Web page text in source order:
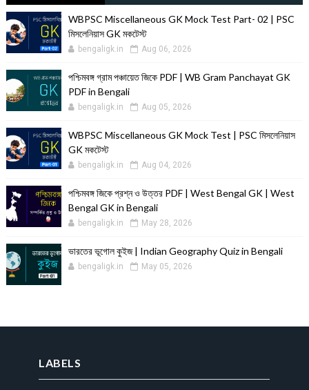
WBPSC Miscellaneous GK Mock Test Part- 02 | PSC
মিসলেনিয়াস GK মকটেস্ট
bengaligk.in Aug 06, 2026
পশ্চিমবঙ্গ গ্রাম পঞ্চায়েত জিকে PDF | WB Gram Panchayat GK
PDF in Bengali
bengaligk.in Aug 05, 2026
WBPSC Miscellaneous GK Mock Test | PSC মিসলেনিয়াস
GK মকটেস্ট
bengaligk.in Aug 04, 2026
পশ্চিমবঙ্গ জিকে প্রশ্ন ও উত্তর PDF | West Bengal GK | West
Bengal GK in Bengali
bengaligk.in May 28, 2026
ভারতের ভূগোল কুইজ | Indian Geography Quiz in Bengali
bengaligk.in May 05, 2026
LABELS